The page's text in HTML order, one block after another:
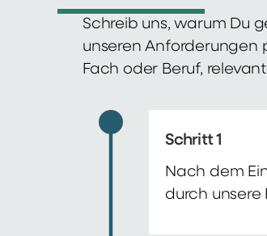
Schreib uns, warum Du
unseren Anforderungen
Fach oder Beruf,
Schritt 1
Nach dem
durch